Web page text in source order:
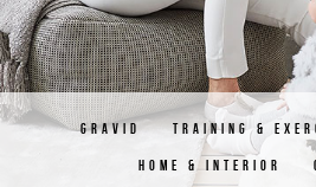
GRAVID TRAINING &
HOME & INTERIOR